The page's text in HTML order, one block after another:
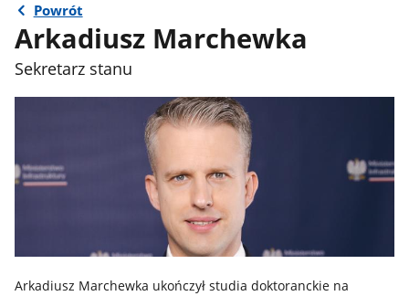
Powrót
Arkadiusz Marchewka
Sekretarz stanu
Arkadiusz Marchewka ukończył studia doktoranckie na